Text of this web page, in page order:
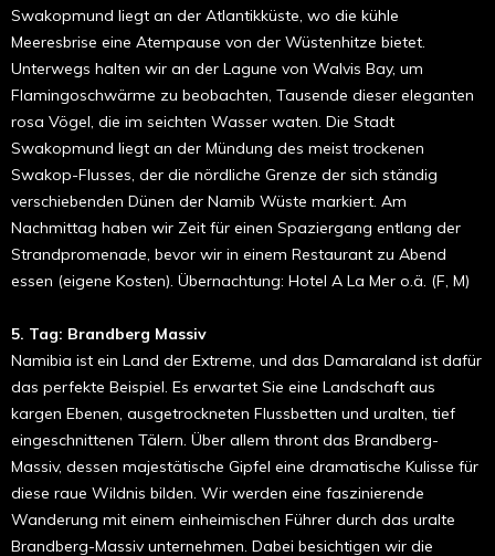
Swakopmund liegt an der Atlantikküste, wo die kühle
Meeresbrise eine Atempause von der Wüstenhitze bietet.
Unterwegs halten wir an der Lagune von Walvis Bay, um
Flamingoschwärme zu beobachten, Tausende dieser eleganten
rosa Vögel, die im seichten Wasser waten. Die Stadt
Swakopmund liegt an der Mündung des meist trockenen
Swakop-Flusses, der die nördliche Grenze der sich ständig
verschiebenden Dünen der Namib Wüste markiert. Am
Nachmittag haben wir Zeit für einen Spaziergang entlang der
Strandpromenade, bevor wir in einem Restaurant zu Abend
essen (eigene Kosten). Übernachtung: Hotel A La Mer o.ä. (F, M)
5. Tag: Brandberg Massiv
Namibia ist ein Land der Extreme, und das Damaraland ist dafür
das perfekte Beispiel. Es erwartet Sie eine Landschaft aus
kargen Ebenen, ausgetrockneten Flussbetten und uralten, tief
eingeschnittenen Tälern. Über allem thront das Brandberg-
Massiv, dessen majestätische Gipfel eine dramatische Kulisse für
diese raue Wildnis bilden. Wir werden eine faszinierende
Wanderung mit einem einheimischen Führer durch das uralte
Brandberg-Massiv unternehmen. Dabei besichtigen wir die